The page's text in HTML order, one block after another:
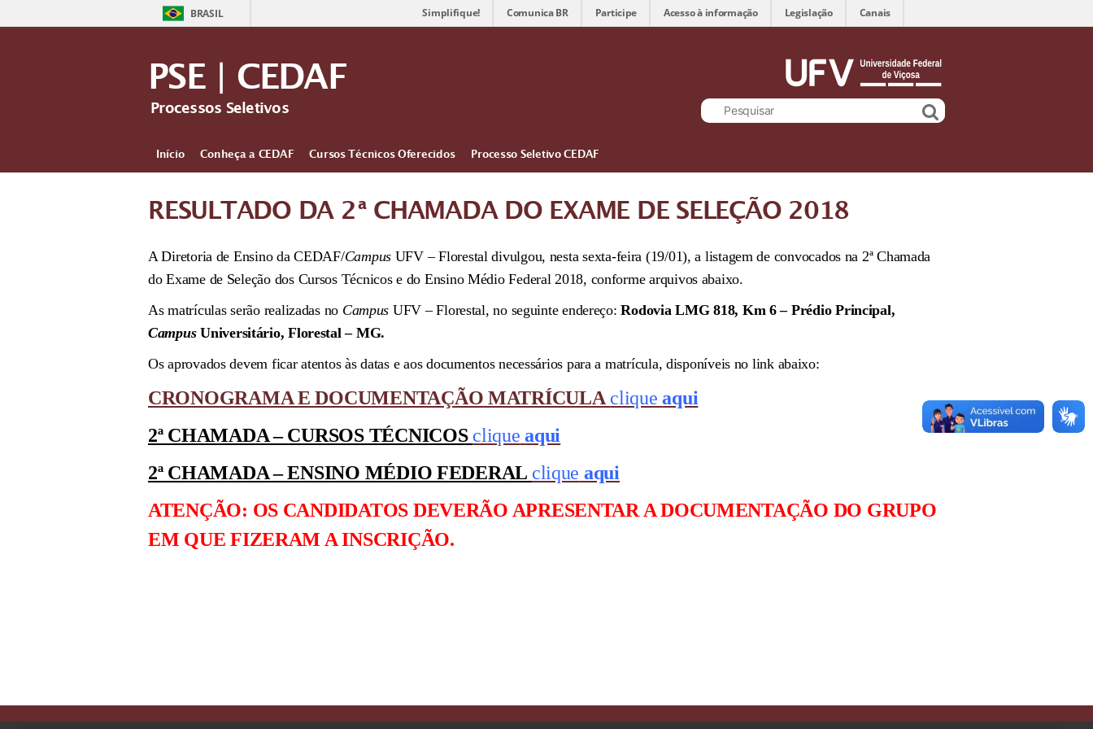
BRASIL Simplifique! Comunica BR Participe Acesso à informação Legislação Canais
PSE | CEDAF
Processos Seletivos
Início Conheça a CEDAF Cursos Técnicos Oferecidos Processo Seletivo CEDAF
RESULTADO DA 2ª CHAMADA DO EXAME DE SELEÇÃO 2018
A Diretoria de Ensino da CEDAF/Campus UFV – Florestal divulgou, nesta sexta-feira (19/01), a listagem de convocados na 2ª Chamada
do Exame de Seleção dos Cursos Técnicos e do Ensino Médio Federal 2018, conforme arquivos abaixo.
As matrículas serão realizadas no Campus UFV – Florestal, no seguinte endereço:Rodovia LMG 818, Km 6 – Prédio Principal,
CampusUniversitário, Florestal – MG.
Os aprovados devem ficar atentos às datas e aos documentos necessários para a matrícula, disponíveis no link abaixo:
CRONOGRAMA E DOCUMENTAÇÃO MATRÍCULA cliqueaqui
2ª CHAMADA – CURSOS TÉCNICOS clique aqui
2ª CHAMADA – ENSINO MÉDIO FEDERAL clique aqui
ATENÇÃO: OS CANDIDATOS DEVERÃO APRESENTAR A DOCUMENTAÇÃO DO GRUPO
EM QUE FIZERAM A INSCRIÇÃO.